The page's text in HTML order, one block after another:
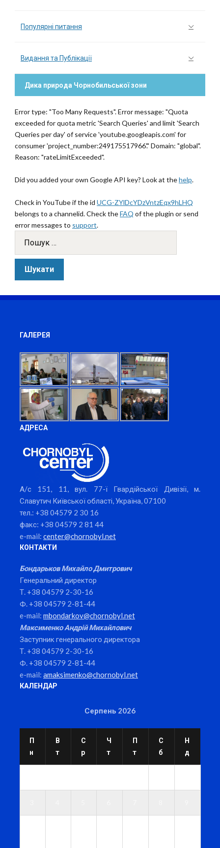
Популярні питання
Видання та Публікації
Дика природа Чорнобильської зони
Error type: "Too Many Requests". Error message: "Quota
exceeded for quota metric 'Search Queries' and limit 'Search
Queries per day' of service 'youtube.googleapis.com' for
consumer 'project_number:249175517966'." Domain: "global".
Reason: "rateLimitExceeded".
Did you added your own Google API key? Look at thehelp.
Check in YouTube if the id UCG-ZYlDcYDzVntzEqx9hLHQ
belongs to a channelid. Check theFAQ of the plugin or send
error messages to support.
ГАЛЕРЕЯ
АДРЕСА
А/с 151, 11, вул. 77-ї Гвардійської Дивізії, м.
Славутич Київської області, Україна, 07100
тел.: +38 04579 2 30 16
факс: +38 04579 2 81 44
e-mail: center@chornobyl.net
КОНТАКТИ
Бондарьков Михайло Дмитрович
Генеральний директор
Т. +38 04579 2-30-16
Ф. +38 04579 2-81-44
e-mail: mbondarkov@chornobyl.net
Максименко Андрій Михайлович
Заступник генерального директора
Т. +38 04579 2-30-16
Ф. +38 04579 2-81-44
e-mail: amaksimenko@chornobyl.net
КАЛЕНДАР
Серпень 2026
П
н
В
т
С
р
Ч
т
П
т
С
б
Н
д